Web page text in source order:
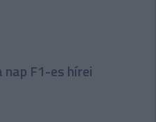
F1-es hírei